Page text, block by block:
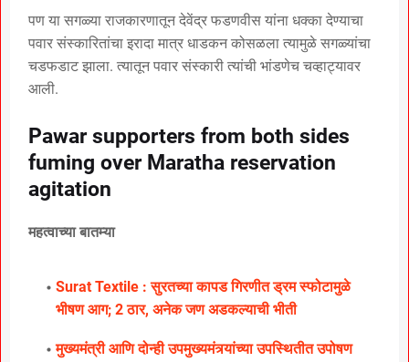
पण या सगळ्या राजकारणातून देवेंद्र फडणवीस यांना धक्का देण्याचा
पवार संस्कारितांचा इरादा मात्र धाडकन कोसळला त्यामुळे सगळ्यांचा
चडफडाट झाला. त्यातून पवार संस्कारी त्यांची भांडणेच चव्हाट्यावर
आली.
Pawar supporters from both sides
fuming over Maratha reservation
agitation
महत्वाच्या बातम्या
Surat Textile : सुरतच्या कापड गिरणीत ड्रम स्फोटामुळे
भीषण आग; 2 ठार, अनेक जण अडकल्याची भीती
मुख्यमंत्री आणि दोन्ही उपमुख्यमंत्र्यांच्या उपस्थितीत उपोषण